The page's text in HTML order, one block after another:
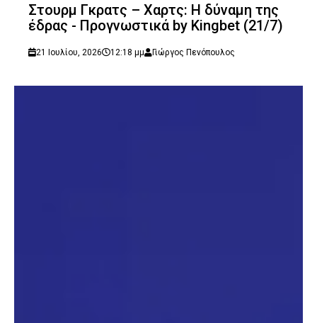
Στουρμ Γκρατς – Χαρτς: Η δύναμη της
έδρας - Προγνωστικά by Kingbet (21/7)
21 Ιουλίου, 2026 12:18 μμ Γιώργος Πενόπουλος